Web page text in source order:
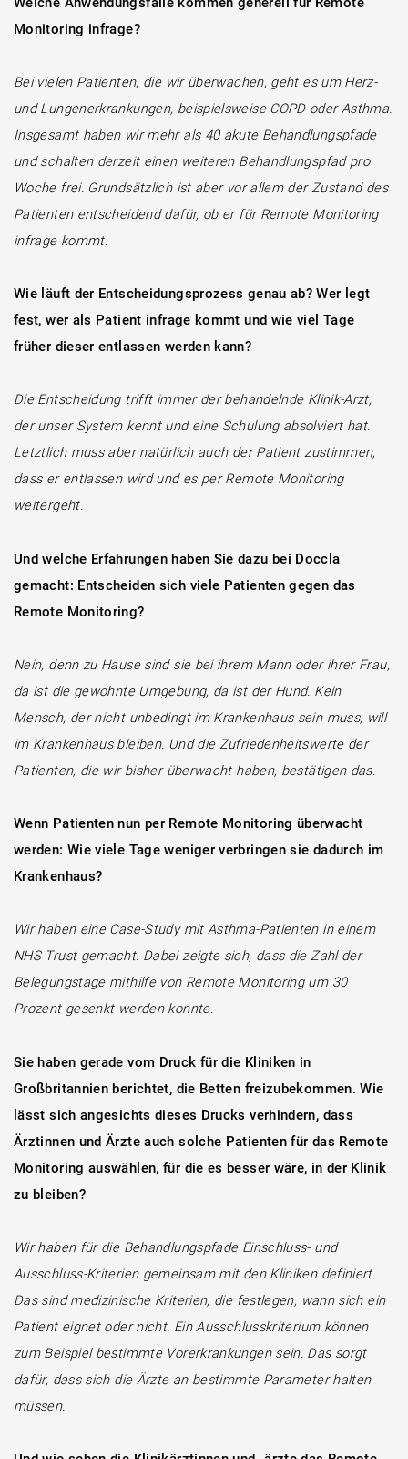
Monitoring infrage?
Bei vielen Patienten, die wir überwachen, geht es um Herz-
und Lungenerkrankungen, beispielsweise COPD oder Asthma.
Insgesamt haben wir mehr als 40 akute Behandlungspfade
und schalten derzeit einen weiteren Behandlungspfad pro
Woche frei. Grundsätzlich ist aber vor allem der Zustand des
Patienten entscheidend dafür, ob er für Remote Monitoring
infrage kommt.
Wie läuft der Entscheidungsprozess genau ab? Wer legt
fest, wer als Patient infrage kommt und wie viel Tage
früher dieser entlassen werden kann?
Die Entscheidung trifft immer der behandelnde Klinik-Arzt,
der unser System kennt und eine Schulung absolviert hat.
Letztlich muss aber natürlich auch der Patient zustimmen,
dass er entlassen wird und es per Remote Monitoring
weitergeht.
Und welche Erfahrungen haben Sie dazu bei Doccla
gemacht: Entscheiden sich viele Patienten gegen das
Remote Monitoring?
Nein, denn zu Hause sind sie bei ihrem Mann oder ihrer Frau,
da ist die gewohnte Umgebung, da ist der Hund. Kein
Mensch, der nicht unbedingt im Krankenhaus sein muss, will
im Krankenhaus bleiben. Und die Zufriedenheitswerte der
Patienten, die wir bisher überwacht haben, bestätigen das.
Wenn Patienten nun per Remote Monitoring überwacht
werden: Wie viele Tage weniger verbringen sie dadurch im
Krankenhaus?
Wir haben eine Case-Study mit Asthma-Patienten in einem
NHS Trust gemacht. Dabei zeigte sich, dass die Zahl der
Belegungstage mithilfe von Remote Monitoring um 30
Prozent gesenkt werden konnte.
Sie haben gerade vom Druck für die Kliniken in
Großbritannien berichtet, die Betten freizubekommen. Wie
lässt sich angesichts dieses Drucks verhindern, dass
Ärztinnen und Ärzte auch solche Patienten für das Remote
Monitoring auswählen, für die es besser wäre, in der Klinik
zu bleiben?
Wir haben für die Behandlungspfade Einschluss- und
Ausschluss-Kriterien gemeinsam mit den Kliniken definiert.
Das sind medizinische Kriterien, die festlegen, wann sich ein
Patient eignet oder nicht. Ein Ausschlusskriterium können
zum Beispiel bestimmte Vorerkrankungen sein. Das sorgt
dafür, dass sich die Ärzte an bestimmte Parameter halten
müssen.